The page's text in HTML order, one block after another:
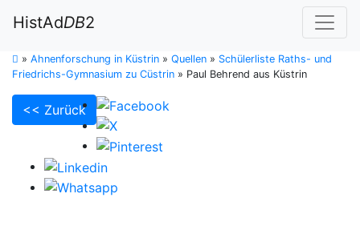
HistAdDB2
» Ahnenforschung in Küstrin » Quellen » Schülerliste Raths- und
Friedrichs-Gymnasium zu Cüstrin » Paul Behrend aus Küstrin
<< Zurück